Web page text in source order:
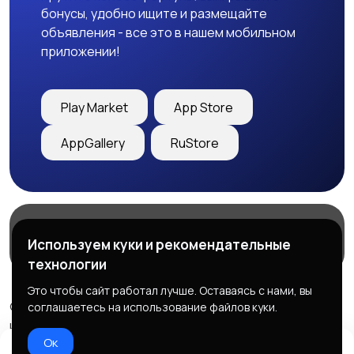
бонусы, удобно ищите и размещайте
объявления - все это в нашем мобильном
приложении!
Play Market App Store
AppGallery RuStore
Служба поддержки
© 2026 Freebby - Сервис бесплатных объявлений ДНР
и ЛНР
Используем куки и рекомендательные
технологии
Это чтобы сайт работал лучше. Оставаясь с нами, вы
соглашаетесь на использование файлов куки.
Ок